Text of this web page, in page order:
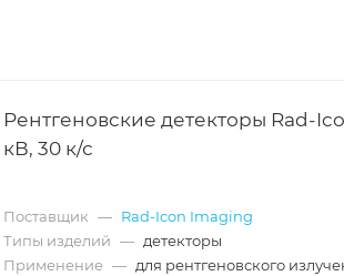
Рентгеновские детекторы Rad-
кВ, 30 к/с
Поставщик — Rad-Icon Imaging
Типы изделий — детекторы
Применение — для рентгеновского